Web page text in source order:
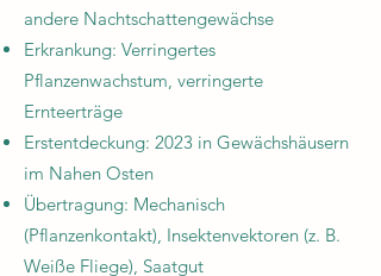
andere Nachtschattengewächse
Erkrankung: Verringertes
Pflanzenwachstum, verringerte
Ernteerträge
Erstentdeckung: 2023 in Gewächshäusern
im Nahen Osten
Übertragung: Mechanisch
(Pflanzenkontakt), Insektenvektoren (z. B.
Weiße Fliege), Saatgut